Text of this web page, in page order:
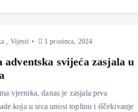
Vijesti 1 prosinca, 2024
adventska svijeća zasjala u
vjernika, danas je zasjala prva
koja u srca unosi toplinu i iščekivanje